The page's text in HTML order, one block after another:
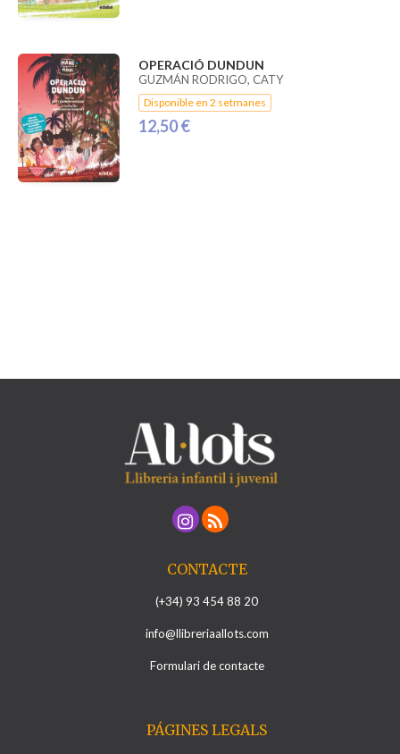
OPERACIÓ DUNDUN
GUZMÁN RODRIGO, CATY
Disponible en 2 setmanes
12,50 €
CONTACTE
(+34) 93 454 88 20
info@llibreriaallots.com
Formulari de contacte
PÁGINES LEGALS